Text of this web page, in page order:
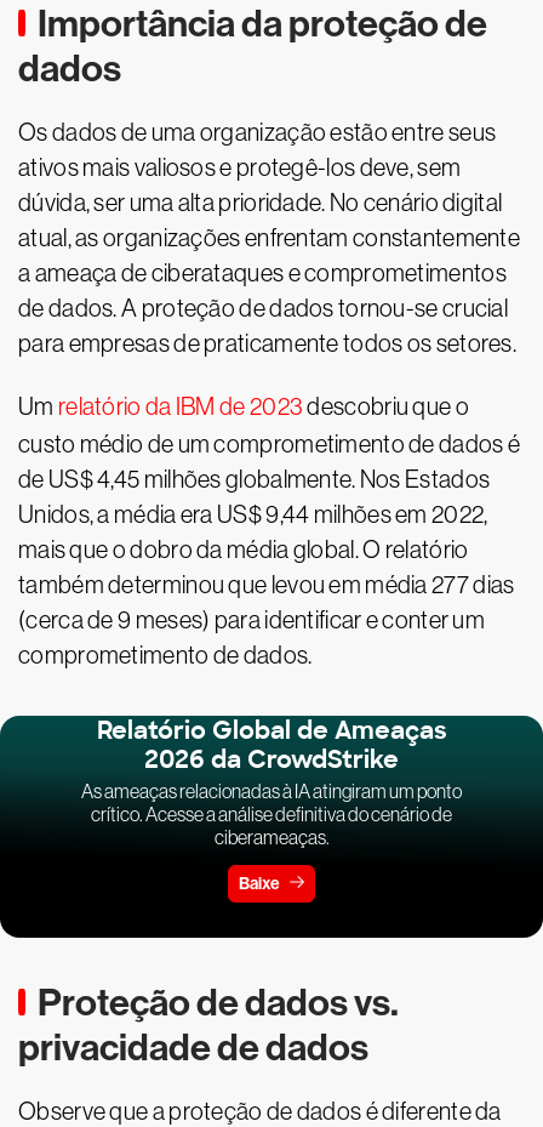
Importância da proteção de
dados
Os dados de uma organização estão entre seus
ativos mais valiosos e protegê-los deve, sem
dúvida, ser uma alta prioridade. No cenário digital
atual, as organizações enfrentam constantemente
a ameaça de ciberataques e comprometimentos
de dados. A proteção de dados tornou-se crucial
para empresas de praticamente todos os setores.
Um relatório da IBM de 2023descobriu que o
custo médio de um comprometimento de dados é
de US$ 4,45 milhões globalmente. Nos Estados
Unidos, a média era US$ 9,44 milhões em 2022,
mais que o dobro da média global. O relatório
também determinou que levou em média 277 dias
(cerca de 9 meses) para identificar e conter um
comprometimento de dados.
Relatório Global de Ameaças
2026 da CrowdStrike
As ameaças relacionadas à IA atingiram um ponto
crítico. Acesse a análise definitiva do cenário de
ciberameaças.
Baixe
Proteção de dados vs.
privacidade de dados
Observe que a proteção de dados é diferente da